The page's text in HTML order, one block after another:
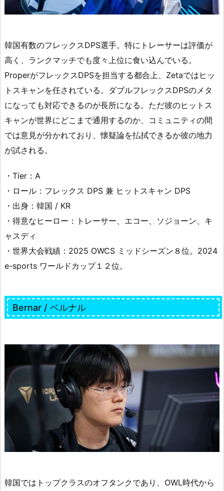
韓国有数のフレックスDPS選手。特にトレーサーは評価が
高く、ランクマッチでも度々上位に食い込んでいる。
ProperがフレックスDPSを担当する都合上、Zetaではヒッ
トスキャンを任されている。ダブルフレックスDPSのメタ
になっても対応できるのが長所になる。ただ彼のヒットス
キャンが世界にどこまで通用するのか、コミュニティの間
では意見が分かれており、懐疑論を払拭できるか彼の地力
が試される。
・Tier：A
・ロール：フレックス DPS 兼 ヒットスキャン DPS
・出身：韓国 / KR
・得意なヒーロー：トレーサー、エコー、ソジョーン、キ
ャスディ
・世界大会戦績：2025 OWCS ミッドシーズン８位。2024
e-sports ワールドカップ１２位。
Bernar / ベルナル
韓国ではトップクラスのオフタンクであり、OWL時代から